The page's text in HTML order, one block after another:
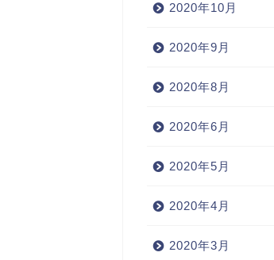
2020年10月
2020年9月
2020年8月
2020年6月
2020年5月
2020年4月
2020年3月